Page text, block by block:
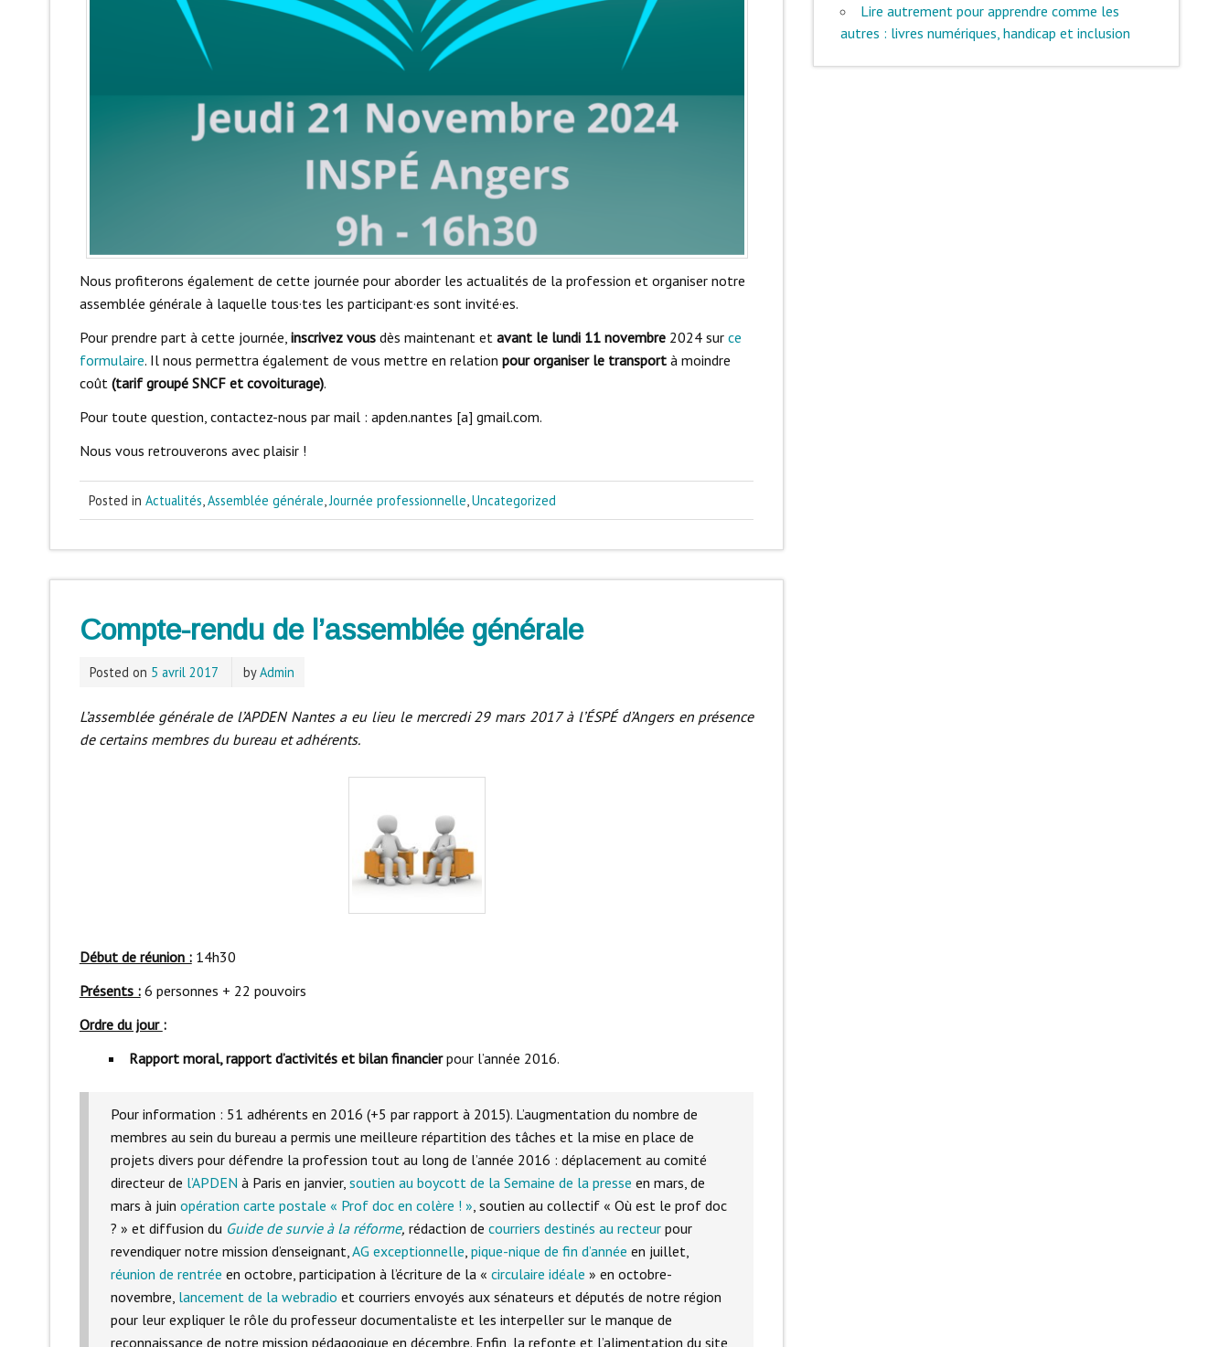
Nous profiterons également de cette journée pour aborder les actualités de la profession et organiser notre
assemblée générale à laquelle tous·tes les participant·es sont invité·es.
Pour prendre part à cette journée, inscrivez vous dès maintenant et avant le lundi 11 novembre2024 sur ce
formulaire. Il nous permettra également de vous mettre en relation pour organiser le transport à moindre
coût (tarif groupé SNCF et covoiturage).
Pour toute question, contactez-nous par mail : apden.nantes [a] gmail.com.
Nous vous retrouverons avec plaisir !
Posted in Actualités,Assemblée générale,Journée professionnelle,Uncategorized
Compte-rendu de l’assemblée générale
Posted on 5 avril 2017 byAdmin
L’assemblée générale de l’APDEN Nantes a eu lieu le mercredi 29 mars 2017 à l’ÉSPÉd’Angers en présence
de certains membres du bureau et adhérents.
Début de réunion : 14h30
Présents : 6 personnes + 22 pouvoirs
Ordre du jour :
Rapport moral, rapport d’activités et bilan financierpour l’année 2016.
Pour information : 51 adhérents en 2016 (+5 par rapport à 2015). L’augmentation du nombre de
membres au sein du bureau a permis une meilleure répartition des tâches et la mise en place de
projets divers pour défendre la profession tout au long de l’année 2016 : déplacement au comité
directeur de l’APDEN à Paris en janvier, soutien au boycott de la Semaine de la presse en mars, de
mars à juin opération carte postale « Prof doc en colère ! », soutien au collectif « Où est le prof doc
? » et diffusion du Guide de survie à la réforme, rédaction de courriers destinés au recteurpour
revendiquer notre mission d’enseignant,AG exceptionnelle, pique-nique de fin d’année en juillet,
réunion de rentrée en octobre, participation à l’écriture de la « circulaire idéale » en octobre-
novembre, lancement de la webradio et courriers envoyés aux sénateurs et députés de notre région
pour leur expliquer le rôle du professeur documentaliste et les interpeller sur le manque de
reconnaissance de notre mission pédagogique en décembre. Enfin, la refonte et l’alimentation du site
Lire autrement pour apprendre comme les
autres : livres numériques, handicap et inclusion